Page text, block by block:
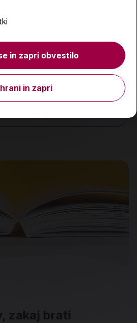
zakaj brati
in zapri obvestilo
in zapri